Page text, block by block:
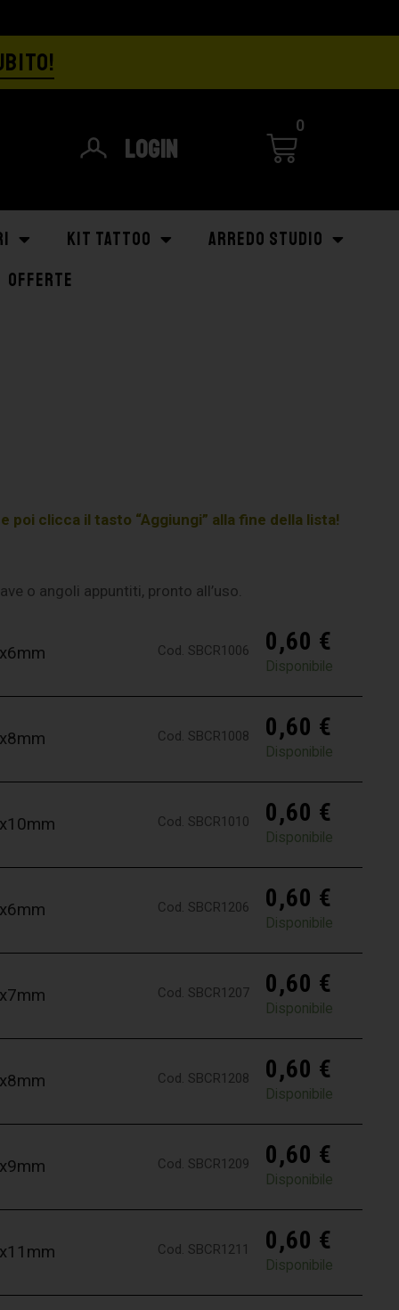
Login
0
KIT TATTOO
ARREDO STUDIO
OFFERTE
clicca il tasto “Aggiungi” alla fine della lista!
o angoli appuntiti, pronto all’uso.
Cod. SBCR1006 0,60 €
Disponibile
Cod. SBCR1008 0,60 €
Disponibile
Cod. SBCR1010 0,60 €
Disponibile
Cod. SBCR1206 0,60 €
Disponibile
Cod. SBCR1207 0,60 €
Disponibile
Cod. SBCR1208 0,60 €
Disponibile
Cod. SBCR1209 0,60 €
Disponibile
Cod. SBCR1211 0,60 €
Disponibile